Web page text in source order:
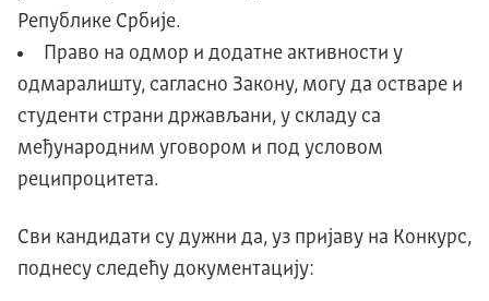
Републике Србије.
Право на одмор и додатне активности у
одмаралишту, сагласно Закону, могу да остваре и
студенти страни држављани, у складу са
међународним уговором и под условом
реципроцитета.
Сви кандидати су дужни да, уз пријаву на Конкурс,
поднесу следећу документацију: